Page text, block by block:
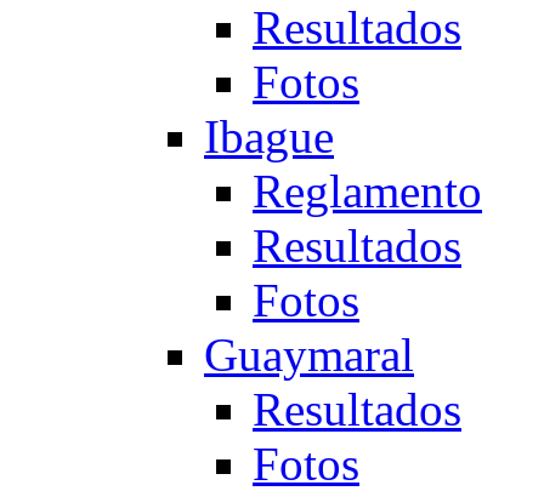
Resultados
Fotos
Ibague
Reglamento
Resultados
Fotos
Guaymaral
Resultados
Fotos